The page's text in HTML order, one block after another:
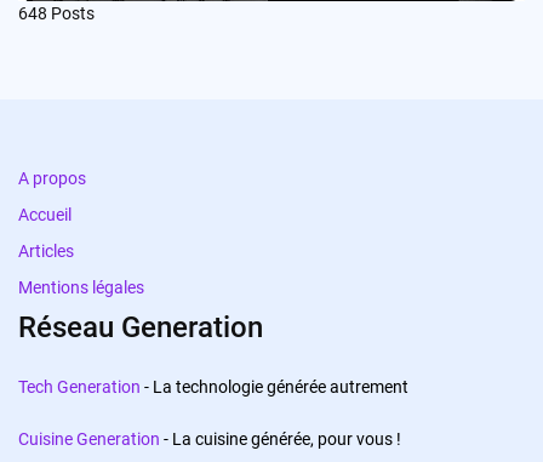
648 Posts
A propos
Accueil
Articles
Mentions légales
Réseau Generation
Tech Generation - La technologie générée autrement
Cuisine Generation - La cuisine générée, pour vous !